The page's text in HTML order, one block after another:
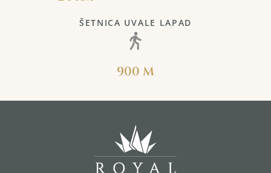
ŠETNICA UVALE LAPAD
900 M